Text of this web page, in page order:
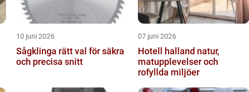
10 juni 2026
Sågklinga rätt val för säkra
och precisa snitt
07 juni 2026
Hotell halland natur,
matupplevelser och
rofyllda miljöer